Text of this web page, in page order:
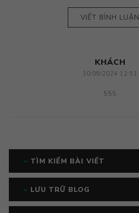
VIẾT BÌNH LUẬN
KHÁCH
30/09/2024 12:51
555
TÌM KIẾM BÀI VIẾT
LƯU TRỮ BLOG